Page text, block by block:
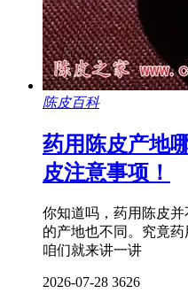
陈皮百科
药用陈皮产地
皮注意事项！
你知道吗，药用陈皮
的产地也不同。究竟
咱们就来讲一讲
2026-07-28 3626